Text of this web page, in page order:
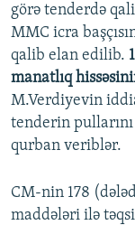
görə tenderdə
MMC icra
qalib elan edilib.
manatlıq
M.Verdiyevin
tenderin
qurban veriblər.
CM-nin 178
maddələri ilə